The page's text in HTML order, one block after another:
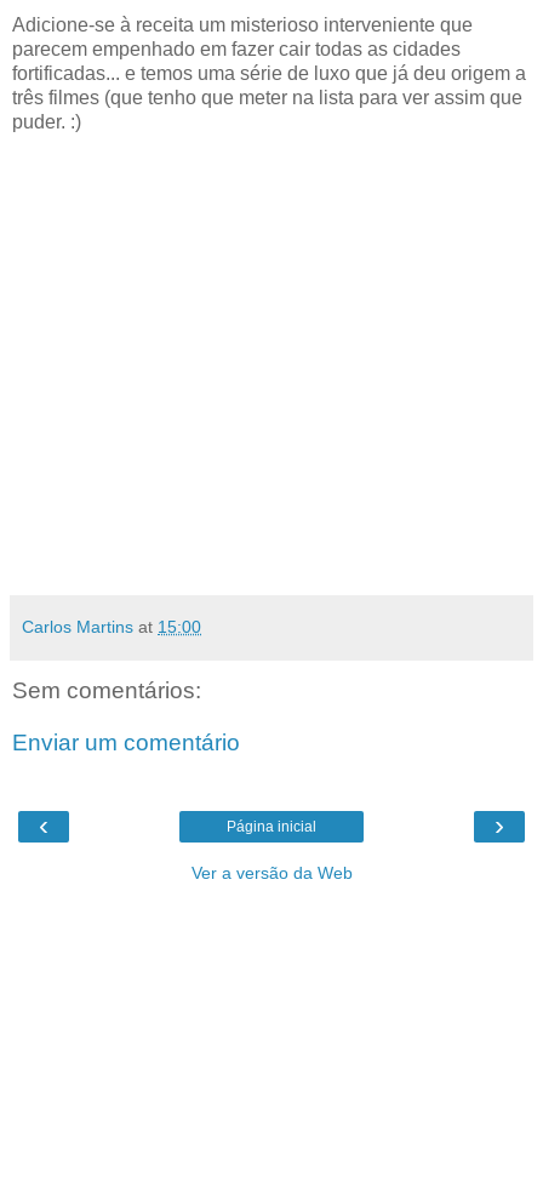
Adicione-se à receita um misterioso interveniente que
parecem empenhado em fazer cair todas as cidades
fortificadas... e temos uma série de luxo que já deu origem a
três filmes (que tenho que meter na lista para ver assim que
puder. :)
Carlos Martins at 15:00
Sem comentários:
Enviar um comentário
‹ ›
Página inicial
Ver a versão da Web